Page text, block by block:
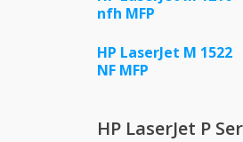
nfh MFP
HP LaserJet M 1522
NF MFP
HP LaserJet P